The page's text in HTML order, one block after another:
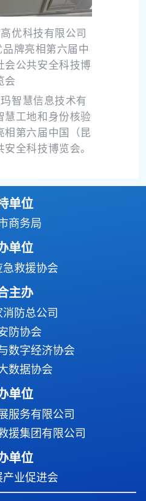
优科技有限公司
牌亮相第六届中
会公共安全科技博
会
智慧信息技术有
慧工地和身份核验
相第六届中国（昆
全科技博览会。
单位
商务局
单位
救援协会
主办
防总公司
防协会
数字经济协会
数据协会
单位
服务有限公司
援集团有限公司
单位
业促进会